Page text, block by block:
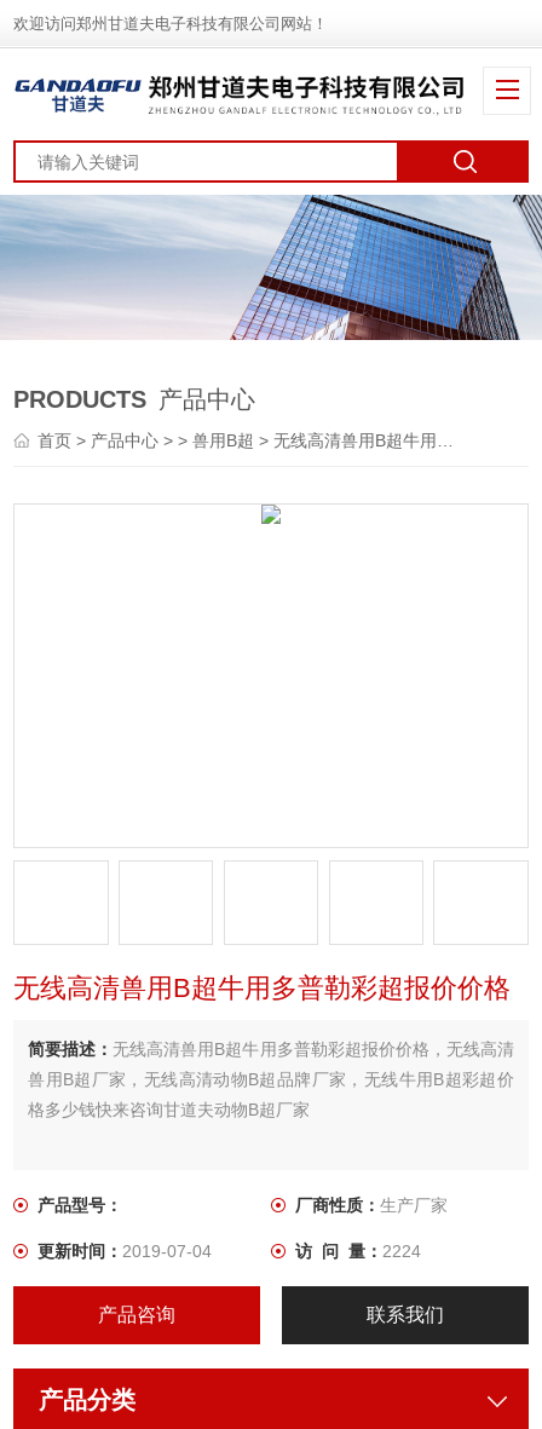
欢迎访问郑州甘道夫电子科技有限公司网站！
PRODUCTS 产品中心
首页> 产品中心 > >兽用B超 > 无线高清兽用B超牛用多普勒彩超报价价格
无线高清兽用B超牛用多普勒彩超报价价格
简要描述：无线高清兽用B超牛用多普勒彩超报价价格，无线高清
兽用B超厂家，无线高清动物B超品牌厂家，无线牛用B超彩超价
格多少钱快来咨询甘道夫动物B超厂家
产品型号： 厂商性质： 生产厂家
更新时间：2019-07-04 访 问 量： 2224
产品咨询 联系我们
产品分类